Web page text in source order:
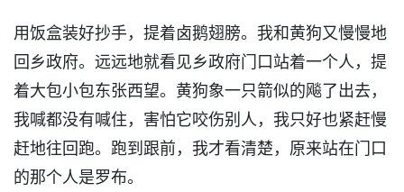
用饭盒装好抄手，提着卤鹅翅膀。我和黄狗又慢慢地
回乡政府。远远地就看见乡政府门口站着一个人，提
着大包小包东张西望。黄狗象一只箭似的飚了出去，
我喊都没有喊住，害怕它咬伤别人，我只好也紧赶慢
赶地往回跑。跑到跟前，我才看清楚，原来站在门口
的那个人是罗布。